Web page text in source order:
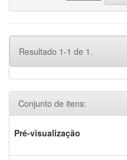
Resultado 1-1 de 1.
Conjunto de itens:
Pré-visualização